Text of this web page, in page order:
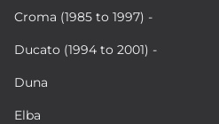
Croma (1985 to 1997) -
Ducato (1994 to 2001) -
Duna
Elba